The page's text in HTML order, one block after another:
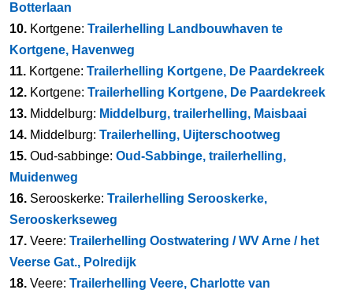
Botterlaan
10. Kortgene: Trailerhelling Landbouwhaven te
Kortgene, Havenweg
11. Kortgene: Trailerhelling Kortgene, De Paardekreek
12. Kortgene: Trailerhelling Kortgene, De Paardekreek
13. Middelburg: Middelburg, trailerhelling, Maisbaai
14. Middelburg: Trailerhelling, Uijterschootweg
15. Oud-sabbinge: Oud-Sabbinge, trailerhelling,
Muidenweg
16. Serooskerke: Trailerhelling Serooskerke,
Serooskerkseweg
17. Veere: Trailerhelling Oostwatering / WV Arne / het
Veerse Gat., Polredijk
18. Veere: Trailerhelling Veere, Charlotte van